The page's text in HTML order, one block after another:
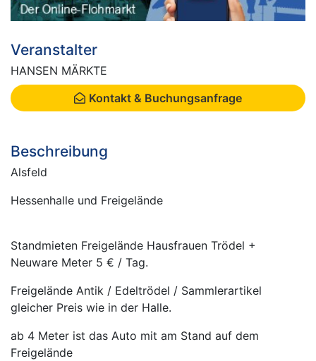
Veranstalter
HANSEN MÄRKTE
Kontakt & Buchungsanfrage
Beschreibung
Alsfeld
Hessenhalle und Freigelände
Standmieten Freigelände Hausfrauen Trödel +
Neuware Meter 5 € / Tag.
Freigelände Antik / Edeltrödel / Sammlerartikel
gleicher Preis wie in der Halle.
ab 4 Meter ist das Auto mit am Stand auf dem
Freigelände